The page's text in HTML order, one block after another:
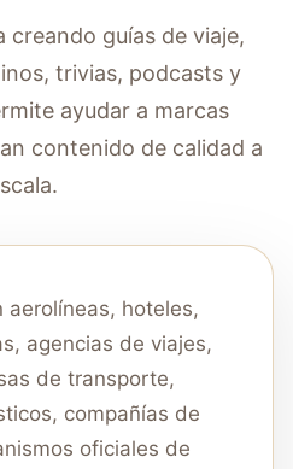
creando guías de viaje,
trivias, podcasts y
ayudar a marcas
contenido de calidad a
aerolíneas, hoteles,
agencias de viajes,
de transporte,
compañías de
oficiales de